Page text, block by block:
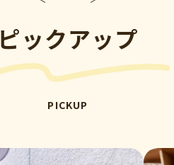
ピックアップ
PICKUP